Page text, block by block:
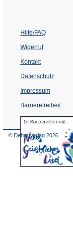
Hilfe/FAQ
Widerruf
Kontakt
Datenschutz
Impressum
Barrierefreiheit
© Dehm Verlag 2026